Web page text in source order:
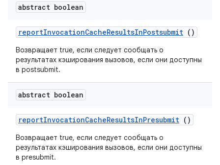
abstract boolean
reportInvocationCacheResultsInPostsubmit ()
Возвращает true, если следует сообщать о
результатах кэширования вызовов, если они доступны
в postsubmit.
abstract boolean
reportInvocationCacheResultsInPresubmit ()
Возвращает true, если следует сообщать о
результатах кэширования вызовов, если они доступны
в presubmit.